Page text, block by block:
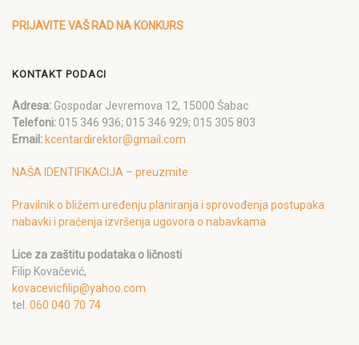
PRIJAVITE VAŠ RAD NA KONKURS
KONTAKT PODACI
Adresa: Gospodar Jevremova 12, 15000 Šabac
Telefoni: 015 346 936; 015 346 929; 015 305 803
Email: kcentardirektor@gmail.com
NAŠA IDENTIFIKACIJA – preuzmite
Pravilnik o bližem uređenju planiranja i sprovođenja postupaka
nabavki i praćenja izvršenja ugovora o nabavkama
Lice za zaštitu podataka o ličnosti
Filip Kovačević,
kovacevicfilip@yahoo.com
tel. 060 040 70 74